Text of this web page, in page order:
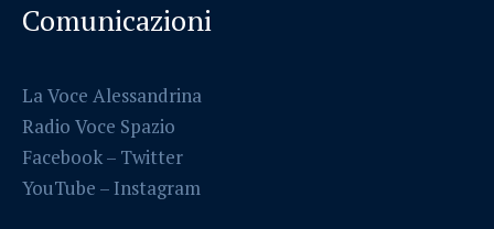
Comunicazioni
La Voce Alessandrina
Radio Voce Spazio
Facebook– Twitter
YouTube – Instagram